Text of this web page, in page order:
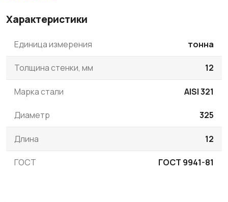
Характеристики
Единица измерения тонна
Толщина стенки, мм 12
Марка стали AISI 321
Диаметр 325
Длина 12
ГОСТ ГОСТ 9941-81